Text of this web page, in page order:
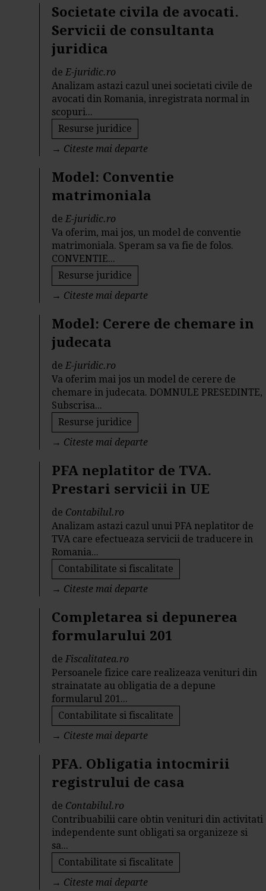
Societate civila de avocati.
Servicii de consultanta
juridica
deE-juridic.ro
Analizam astazi cazul unei societati civile de
avocati din Romania, inregistrata normal in
scopuri...
Resurse juridice
→ Citeste mai departe
Model: Conventie
matrimoniala
deE-juridic.ro
Va oferim, mai jos, un model de conventie
matrimoniala. Speram sa va fie de folos.
CONVENTIE...
Resurse juridice
→ Citeste mai departe
Model: Cerere de chemare in
judecata
deE-juridic.ro
Va oferim mai jos un model de cerere de
chemare in judecata. DOMNULE PRESEDINTE,
Subscrisa...
Resurse juridice
→ Citeste mai departe
PFA neplatitor de TVA.
Prestari servicii in UE
de Contabilul.ro
Analizam astazi cazul unui PFA neplatitor de
TVA care efectueaza servicii de traducere in
Romania...
Contabilitate si fiscalitate
→ Citeste mai departe
Completarea si depunerea
formularului 201
deFiscalitatea.ro
Persoanele fizice care realizeaza venituri din
strainatate au obligatia de a depune
formularul 201...
Contabilitate si fiscalitate
→ Citeste mai departe
PFA. Obligatia intocmirii
registrului de casa
de Contabilul.ro
Contribuabilii care obtin venituri din activitati
independente sunt obligati sa organizeze si
sa...
Contabilitate si fiscalitate
→ Citeste mai departe